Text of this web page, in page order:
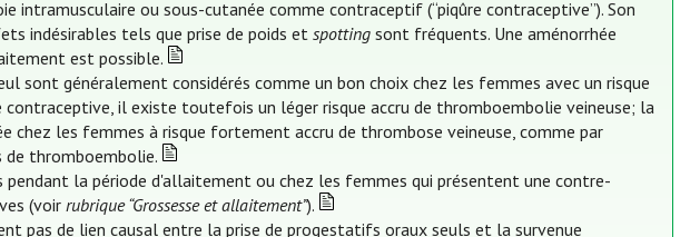
intramusculaire ou sous-cutanée comme contraceptif (“piqûre contraceptive”). Son
indésirables tels que prise de poids etspotting sont fréquents. Une aménorrhée
est possible.
sont généralement considérés comme un bon choix chez les femmes avec un risque
contraceptive, il existe toutefois un léger risque accru de thromboembolie veineuse; la
chez les femmes à risque fortement accru de thrombose veineuse, comme par
de thromboembolie.
la période d'allaitement ou chez les femmes qui présentent une contre-
(voirrubrique “Grossesse et allaitement”).
pas de lien causal entre la prise de progestatifs oraux seuls et la survenue